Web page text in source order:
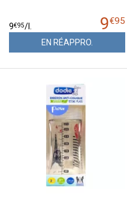
9€95
9€95/
EN RÉAPPRO.